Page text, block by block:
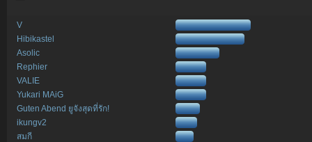
V
Hibikastel
Asolic
Rephier
VALIE
Yukari MAiG
Guten Abend ยูจังสุดที่รัก!
ikungv2
สมกี